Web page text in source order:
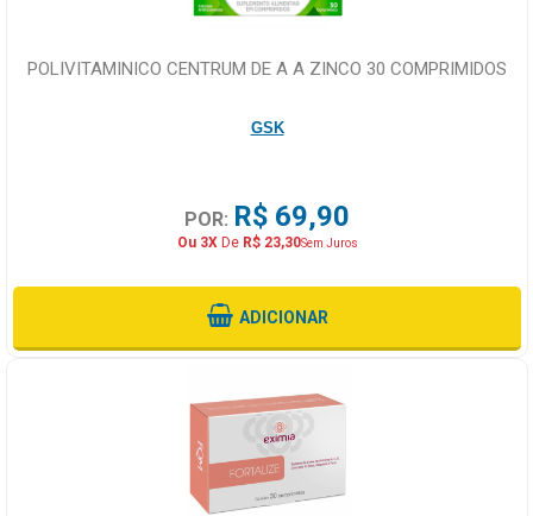
POLIVITAMINICO CENTRUM DE A A ZINCO 30 COMPRIMIDOS
GSK
POR: R$ 69,90
Ou 3XDe R$ 23,30Sem Juros
ADICIONAR